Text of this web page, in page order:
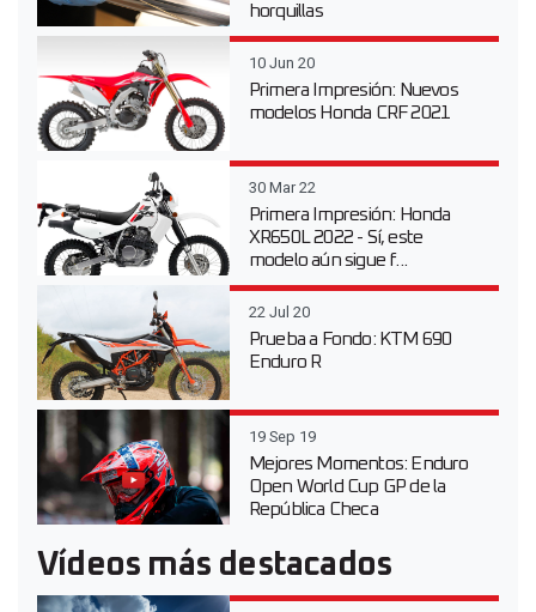
horquillas
10 Jun 20
Primera Impresión: Nuevos
modelos Honda CRF 2021
30 Mar 22
Primera Impresión: Honda
XR650L 2022 - Sí, este
modelo aún sigue f...
22 Jul 20
Prueba a Fondo: KTM 690
Enduro R
19 Sep 19
Mejores Momentos: Enduro
Open World Cup GP de la
República Checa
Vídeos más destacados